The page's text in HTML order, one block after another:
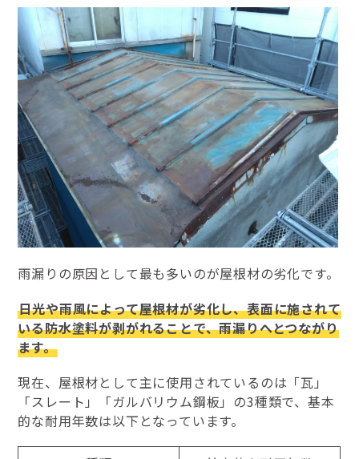
雨漏りの原因として最も多いのが屋根材の劣化です。
日光や雨風によって屋根材が劣化し、表面に施されて
いる防水塗料が剥がれることで、雨漏りへとつながり
ます。
現在、屋根材として主に使用されているのは「瓦」
「スレート」「ガルバリウム鋼板」の3種類で、基本
的な耐用年数は以下となっています。